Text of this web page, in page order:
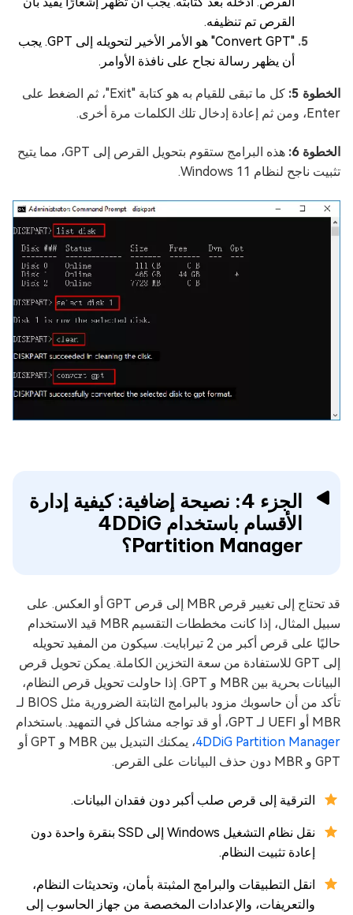
القرص تم تنظيفه.
"Convert GPT" هو الأمر الأخير لتحويله إلى GPT. يجب
أن يظهر رسالة نجاح على نافذة الأوامر.
الخطوة 5:
كل ما تبقى للقيام به هو كتابة "Exit"، ثم الضغط على
Enter، ومن ثم إعادة إدخال تلك الكلمات مرة أخرى.
الخطوة 6:
هذه البرامج ستقوم بتحويل القرص إلى GPT، مما يتيح
تثبيت ناجح لنظام Windows 11.
الجزء 4: نصيحة إضافية: كيفية إدارة
الأقسام باستخدام 4DDiG
Partition Manager؟
قد تحتاج إلى تغيير قرص MBR إلى قرص GPT أو العكس. على
سبيل المثال، إذا كانت مخططات التقسيم MBR قيد الاستخدام
حاليًا على قرص أكبر من 2 تيرابايت. سيكون من المفيد تحويله
إلى GPT للاستفادة من سعة التخزين الكاملة. يمكن تحويل قرص
البيانات بحرية بين MBR و GPT. إذا حاولت تحويل قرص النظام،
تأكد من أن حاسوبك مزود بالبرامج الثابتة الضرورية مثل BIOS لـ
MBR أو UEFI لـ GPT، أو قد تواجه مشاكل في التمهيد. باستخدام
4DDiG Partition Manager
، يمكنك التبديل بين MBR و GPT أو
GPT و MBR دون حذف البيانات على القرص.
الترقية إلى قرص صلب أكبر دون فقدان البيانات.
نقل نظام التشغيل Windows إلى SSD بنقرة واحدة دون
إعادة تثبيت النظام.
انقل التطبيقات والبرامج المثبتة بأمان، وتحديثات النظام،
والتعريفات، والإعدادات المخصصة من جهاز الحاسوب إلى